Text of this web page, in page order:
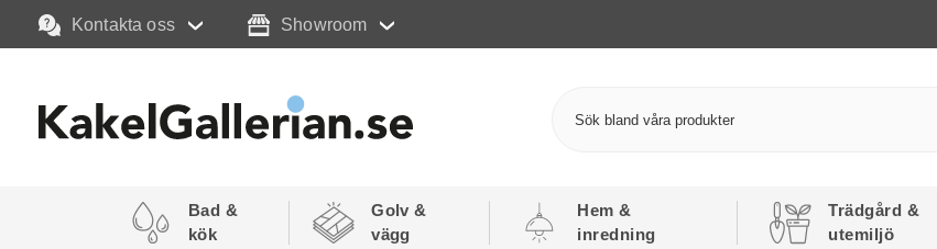
Kontakta oss Showroom
Bad &
kök
Golv &
vägg
Hem &
inredning
Trädgård &
utemiljö